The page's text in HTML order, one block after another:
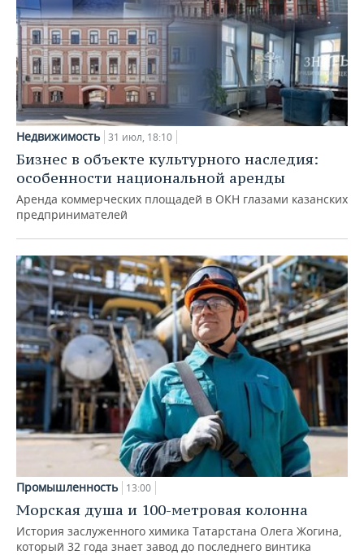
Недвижимость 31 июл, 18:10
Бизнес в объекте культурного наследия:
особенности национальной аренды
Аренда коммерческих площадей в ОКН глазами казанских
предпринимателей
Промышленность 13:00
Морская душа и 100-метровая колонна
История заслуженного химика Татарстана Олега Жогина,
который 32 года знает завод до последнего винтика